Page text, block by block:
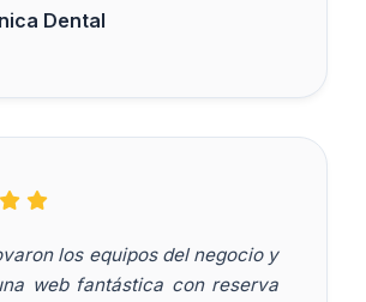
Dental
los equipos del negocio y
web fantástica con reserva